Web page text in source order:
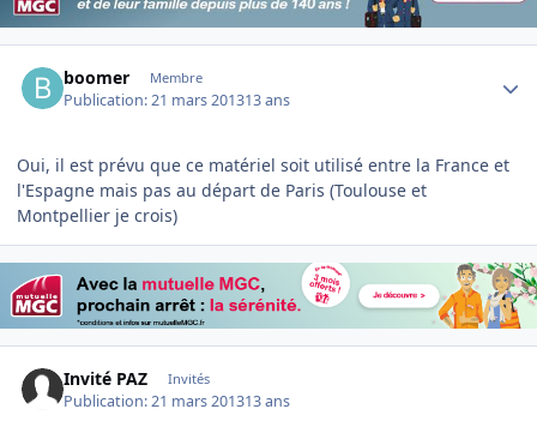
boomer Membre
Publication:21 mars 201313 ans
Oui, il est prévu que ce matériel soit utilisé entre la France et
l'Espagne mais pas au départ de Paris (Toulouse et
Montpellier je crois)
Invité PAZ Invités
Publication:21 mars 201313 ans